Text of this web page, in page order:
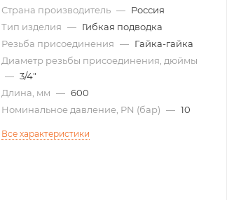
Страна производитель — Россия
Тип изделия — Гибкая подводка
Резьба присоединения — Гайка-гайка
Диаметр резьбы присоединения, дюймы
— 3/4"
Длина, мм — 600
Номинальное давление, PN (бар) — 10
Все характеристики